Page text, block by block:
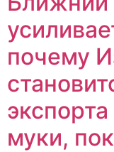
почему
муки,